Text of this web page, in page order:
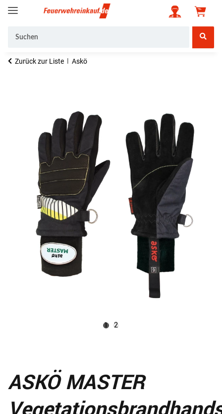
Zurück zur Liste Askö
1 2
ASKÖ MASTER